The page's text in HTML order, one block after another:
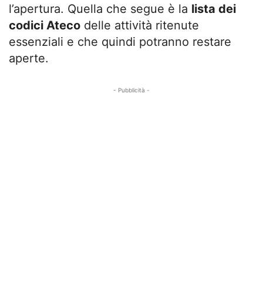
l’apertura. Quella che segue è la lista dei
codici Ateco delle attività ritenute
essenziali e che quindi potranno restare
aperte.
- Pubblicità -